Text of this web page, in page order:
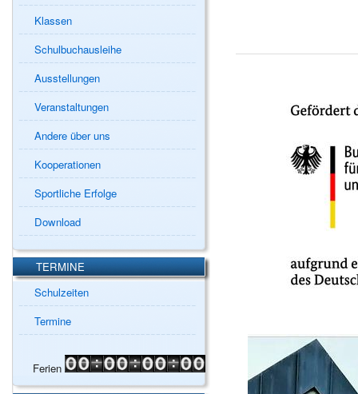
Klassen
Schulbuchausleihe
Ausstellungen
Veranstaltungen
Andere über uns
Kooperationen
Sportliche Erfolge
Download
TERMINE
Schulzeiten
Termine
Ferien